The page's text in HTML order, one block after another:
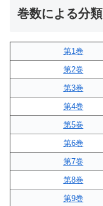
巻数による分類
第1巻
第2巻
第3巻
第4巻
第5巻
第6巻
第7巻
第8巻
第9巻